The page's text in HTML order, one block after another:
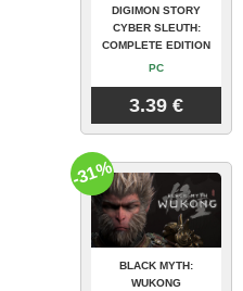
DIGIMON STORY
CYBER SLEUTH:
COMPLETE EDITION
PC
3.39 €
BLACK MYTH:
WUKONG
-31%